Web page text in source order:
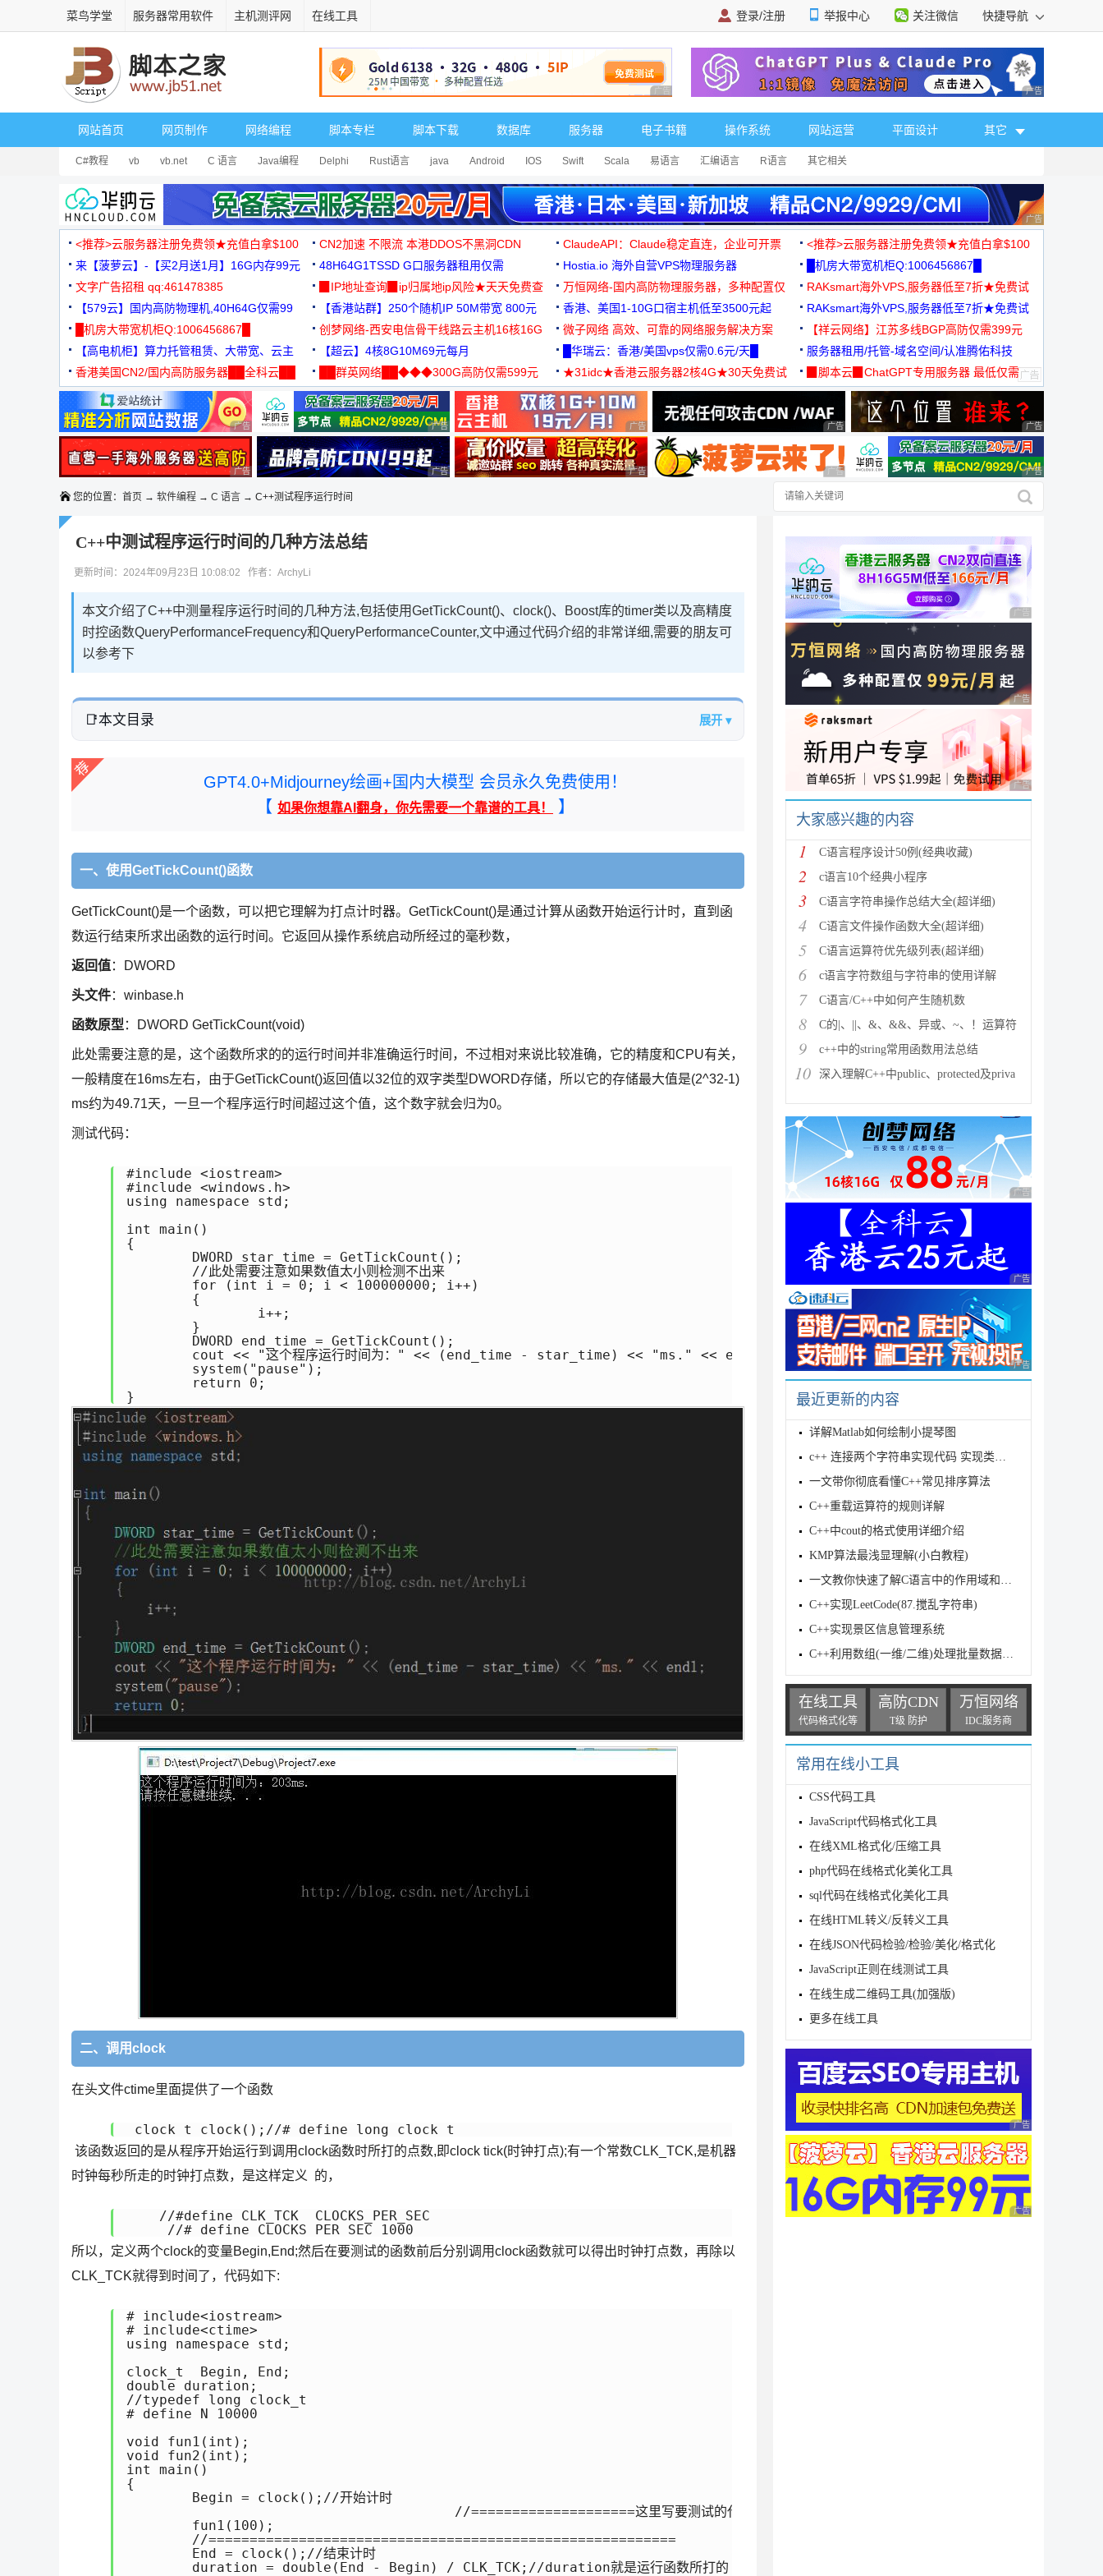
菜鸟学堂 服务器常用软件 主机测评网 在线工具 登录/注册 举报中心 关注微信 快捷导航
广告 商业广告，理性选择 广告 商业广告，理
网站首页 网页制作 网络编程 脚本专栏 脚本下载 数据库 服务器 电子书籍 操作系统 网站运营 平面设计 其它
C#教程 vb vb.net C 语言 Java编程 Delphi Rust语言 java Android IOS Swift Scala 易语言 汇编语言 R语言 其它相关
广告 商业广告，理
<推荐>云服务器注册免费领★充值白拿$100 CN2加速 不限流 本港DDOS不黑洞CDN ClaudeAPI：Claude稳定直连，企业可开票
<推荐>云服务器注册免费领★充值白拿$100
来【菠萝云】-【买2月送1月】16G内存99元
48H64G1TSSD G口服务器租用仅需
3000+可免费测试
Hostia.io 海外自营VPS物理服务器
█机房大带宽机柜Q:1006456867█
文字广告招租 qq:461478385
▉IP地址查询▉ip归属地ip风险★天天免费查
万恒网络-国内高防物理服务器，多种配置仅
99元/月起
RAKsmart海外VPS,服务器低至7折★免费试
用★
【579云】国内高防物理机,40H64G仅需99
元
【香港站群】250个随机IP 50M带宽 800元 香港、美国1-10G口宿主机低至3500元起
RAKsmart海外VPS,服务器低至7折★免费试
用★
█机房大带宽机柜Q:1006456867█
创梦网络-西安电信骨干线路云主机16核16G
88元/月
微子网络 高效、可靠的网络服务解决方案
【祥云网络】江苏多线BGP高防仅需399元
【高电机柜】算力托管租赁、大带宽、云主
机
【超云】4核8G10M69元每月 █华瑞云：香港/美国vps仅需0.6元/天█
服务器租用/托管-域名空间/认准腾佑科技
香港美国CN2/国内高防服务器██全科云██
██群英网络██◆◆◆300G高防仅需599元
◆◆◆
★31idc★香港云服务器2核4G★30天免费试
用◆
▉脚本云▉ChatGPT专用服务器 最低仅需
19元/月
广告 商业广告，理性选择 广告 商业广告，理性选择 广告 商业广告，理性选择 广告 商业广告，理性选择 广告 商业广告，理
广告 商业广告，理性选择 广告 商业广告，理性选择 广告 商业广告，理性选择 广告 商业广告，理性选择 广告 商业广告，理
您的位置： 首页 → 软件编程 → C 语言 → C++测试程序运行时间
C++中测试程序运行时间的几种方法总结
更新时间：2024年09月23日 10:08:02 作者：ArchyLi
本文介绍了C++中测量程序运行时间的几种方法,包括使用GetTickCount()、clock()、Boost库的timer类以及高精度
时控函数QueryPerformanceFrequency和QueryPerformanceCounter,文中通过代码介绍的非常详细,需要的朋友可
以参考下
本文目录 展开 ▾
GPT4.0+Midjourney绘画+国内大模型 会员永久免费使用！
【 如果你想靠AI翻身，你先需要一个靠谱的工具！ 】
一、使用GetTickCount()函数
GetTickCount()是一个函数，可以把它理解为打点计时器。GetTickCount()是通过计算从函数开始运行计时，直到函
数运行结束所求出函数的运行时间。它返回从操作系统启动所经过的毫秒数，
返回值：DWORD
头文件：winbase.h
函数原型 ：DWORD GetTickCount(void)
此处需要注意的是，这个函数所求的的运行时间并非准确运行时间，不过相对来说比较准确，它的精度和CPU有关，
一般精度在16ms左右，由于GetTickCount()返回值以32位的双字类型DWORD存储，所以它的存储最大值是(2^32-1)
ms约为49.71天，一旦一个程序运行时间超过这个值，这个数字就会归为0。
测试代码：
#include <iostream>
#include <windows.h>
using namespace std;
int main()
{
}
二、调用clock
在头文件ctime里面提供了一个函数
clock_t clock();//# define long clock_t
该函数返回的是从程序开始运行到调用clock函数时所打的点数,即clock tick(时钟打点);有一个常数CLK_TCK,是机器
时钟每秒所走的时钟打点数，是这样定义 的，
    //#define CLK_TCK  CLOCKS_PER_SEC
所以，定义两个clock的变量Begin,End;然后在要测试的函数前后分别调用clock函数就可以得出时钟打点数，再除以
CLK_TCK就得到时间了，代码如下:
# include<iostream>
# include<ctime>
using namespace std;
clock_t  Begin, End;
double duration;
//typedef long clock_t
# define N 10000
void fun1(int);
void fun2(int);
int main()
{
广告 商业广告，理性
广告 商业广告，理性
广告 商业广告，理性
大家感兴趣的内容
1 C语言程序设计50例(经典收藏)
2 c语言10个经典小程序
3 C语言字符串操作总结大全(超详细)
4 C语言文件操作函数大全(超详细)
5 C语言运算符优先级列表(超详细)
6 c语言字符数组与字符串的使用详解
7 C语言/C++中如何产生随机数
8 C的|、||、&、&&、异或、~、！运算符
9 c++中的string常用函数用法总结
10 深入理解C++中public、protected及priva
广告 商业广告，理性
广告 商业广告，理性
广告 商业广告，理性
最近更新的内容
详解Matlab如何绘制小提琴图
c++ 连接两个字符串实现代码 实现类似strcat功能
一文带你彻底看懂C++常见排序算法
C++重载运算符的规则详解
C++中cout的格式使用详细介绍
KMP算法最浅显理解(小白教程)
一文教你快速了解C语言中的作用域和常量
C++实现LeetCode(87.搅乱字符串)
C++实现景区信息管理系统
C++利用数组(一维/二维)处理批量数据的方法
在线工具
代码格式化等
高防CDN
T级 防护
万恒网络
IDC服务商
常用在线小工具
CSS代码工具
JavaScript代码格式化工具
在线XML格式化/压缩工具
php代码在线格式化美化工具
sql代码在线格式化美化工具
在线HTML转义/反转义工具
在线JSON代码检验/检验/美化/格式化
JavaScript正则在线测试工具
在线生成二维码工具(加强版)
更多在线工具
广告 商业广告，理性
广告 商业广告，理性